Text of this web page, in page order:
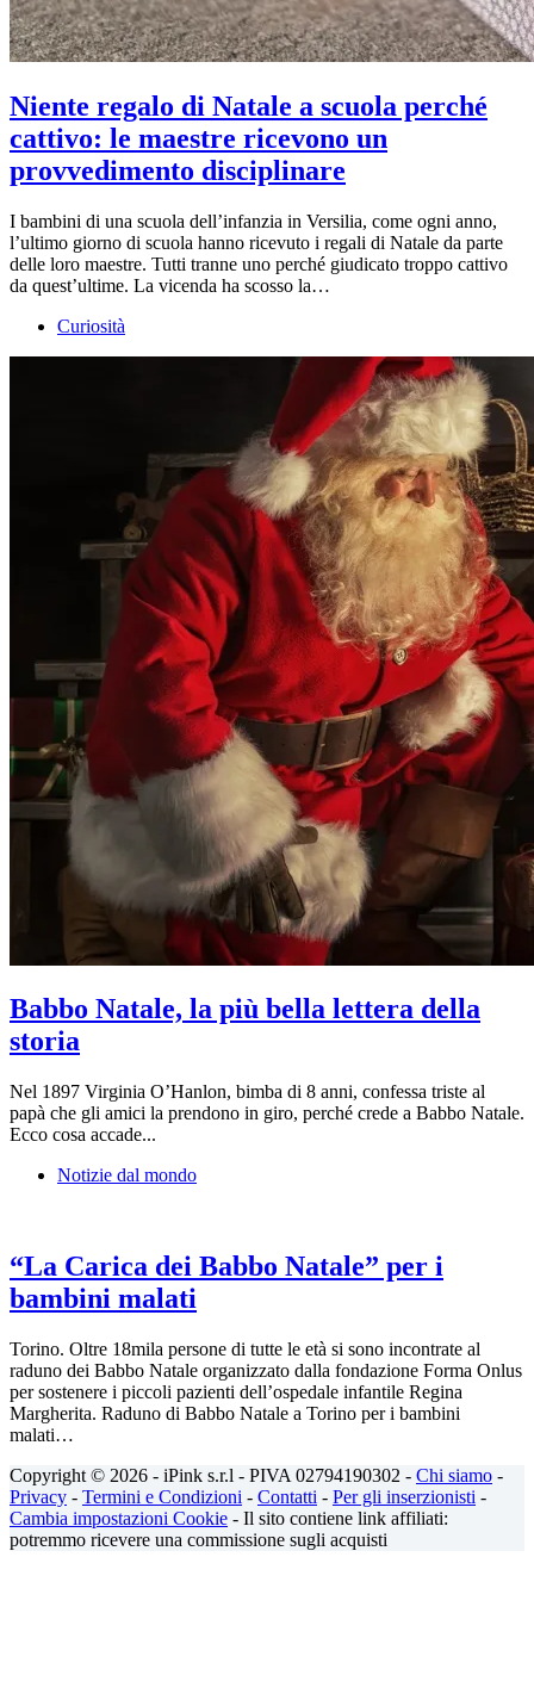
Niente regalo di Natale a scuola perché
cattivo: le maestre ricevono un
provvedimento disciplinare
I bambini di una scuola dell’infanzia in Versilia, come ogni anno,
l’ultimo giorno di scuola hanno ricevuto i regali di Natale da parte
delle loro maestre. Tutti tranne uno perché giudicato troppo cattivo
da quest’ultime. La vicenda ha scosso la…
Curiosità
Babbo Natale, la più bella lettera della
storia
Nel 1897 Virginia O’Hanlon, bimba di 8 anni, confessa triste al
papà che gli amici la prendono in giro, perché crede a Babbo Natale.
Ecco cosa accade...
Notizie dal mondo
“La Carica dei Babbo Natale” per i
bambini malati
Torino. Oltre 18mila persone di tutte le età si sono incontrate al
raduno dei Babbo Natale organizzato dalla fondazione Forma Onlus
per sostenere i piccoli pazienti dell’ospedale infantile Regina
Margherita. Raduno di Babbo Natale a Torino per i bambini
malati…
Copyright © 2026 - iPink s.r.l - PIVA 02794190302 - Chi siamo -
Privacy - Termini e Condizioni - Contatti - Per gli inserzionisti -
Cambia impostazioni Cookie - Il sito contiene link affiliati:
potremmo ricevere una commissione sugli acquisti